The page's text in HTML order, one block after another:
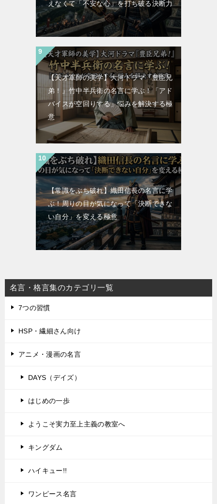
えなくて「不安な心」を打ち破る決断力
【天才軍師の美学】大河ドラマ『豊臣兄
弟！』竹中半兵衛の名言に学ぶ！「アド
バイスが空回りする」悩みを解決する極
意
【常識をぶち破れ】織田信長の名言に学
ぶ！周りの目が気になって「決断できな
い自分」を変える極意
名言・格言集のカテゴリ一覧
7つの習慣
HSP・繊細さん向け
アニメ・漫画の名言
DAYS（デイズ）
はじめの一歩
ようこそ実力至上主義の教室へ
キングダム
ハイキュー!!
ワンピース名言